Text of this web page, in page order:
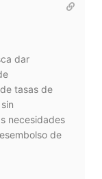
dar
tasas de
necesidades
de